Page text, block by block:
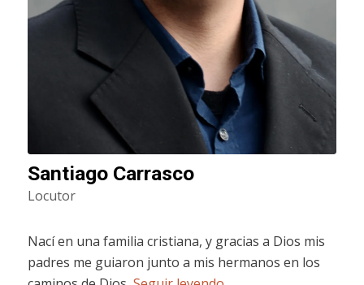
Santiago Carrasco
Locutor
Nací en una familia cristiana, y gracias a Dios mis
padres me guiaron junto a mis hermanos en los